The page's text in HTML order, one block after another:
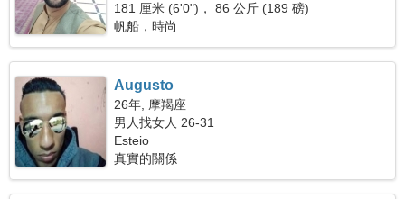
181 厘米 (6'0")， 86 公斤 (189 磅)
帆船，時尚
Augusto
26年, 摩羯座
男人找女人 26-31
Esteio
真實的關係